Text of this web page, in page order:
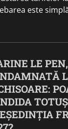
este
LE PEN,